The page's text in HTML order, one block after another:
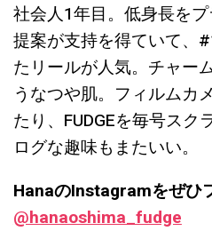
社会人1年目。低身長を
提案が支持を得ていて、
たリールが人気。チャー
うなつや肌。フィルムカ
たり、FUDGEを毎号スク
ログな趣味もまたいい。
HanaのInstagramをぜ
@hanaoshima_fudge